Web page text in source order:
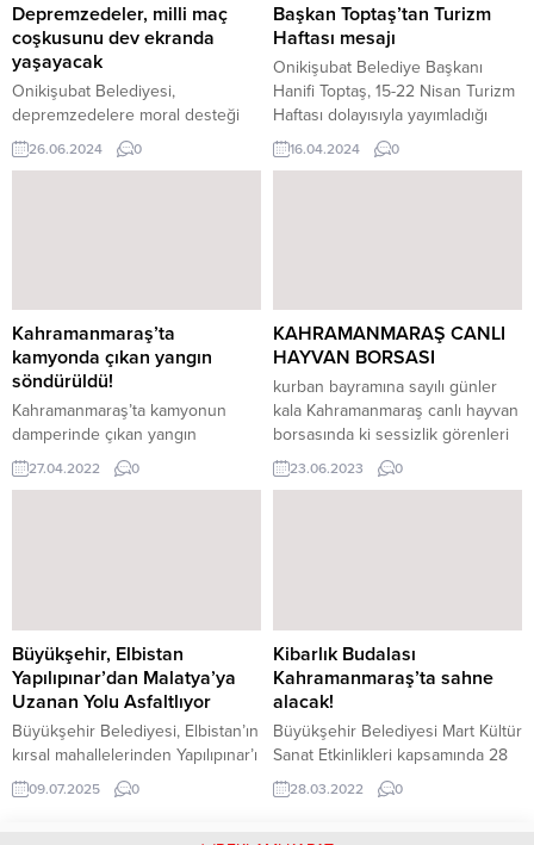
Depremzedeler, milli maç
coşkusunu dev ekranda
yaşayacak
Onikişubat Belediyesi,
depremzedelere moral desteği
sağlamak amacıyla 2024 Avrupa
Futbol Şampiyonası’nda A Milli
ekranla Çekya ile karşılaşacak A
Milli Takım’a destek verecek.
Konteyner Kent’te
depremzedelerin milli
heyecanıAvrupa Futbol
Şampiyonası’nda F Grubu’nda
mücadele eden A...
26.06.2024 0
Başkan Toptaş’tan Turizm
Haftası mesajı
Onikişubat Belediye Başkanı
Hanifi Toptaş, 15-22 Nisan Turizm
Haftası dolayısıyla yayımladığı
mesajda, “Tarih, kültür ve doğal
güzelliklerle dolu olan
Kahramanmaraş’ımız başta olmak
üzere; ülkemize, milletimize ve
turizm sektöründeki tüm
işletmelere ve çalışanlara hayırlı...
16.04.2024 0
Kahramanmaraş’ta
kamyonda çıkan yangın
söndürüldü!
Kahramanmaraş’ta kamyonun
damperinde çıkan yangın
söndürüldü.
27.04.2022 0
KAHRAMANMARAŞ CANLI
HAYVAN BORSASI
kurban bayramına sayılı günler
kala Kahramanmaraş canlı hayvan
borsasında ki sessizlik görenleri
hayrete düşürdü.
23.06.2023 0
Büyükşehir, Elbistan
Yapılıpınar’dan Malatya’ya
Uzanan Yolu Asfaltlıyor
Büyükşehir Belediyesi, Elbistan’ın
kırsal mahallelerinden Yapılıpınar’ı
Malatya Karayolu’na bağlayan
yaklaşık 6 kilometrelik stabilize
09.07.2025 0
Kibarlık Budalası
Kahramanmaraş’ta sahne
alacak!
Büyükşehir Belediyesi Mart Kültür
Sanat Etkinlikleri kapsamında 28
Mart Pazartesi günü ‘Kibarlık
Budalası’ adlı yetişkin tiyatrosu
28.03.2022 0